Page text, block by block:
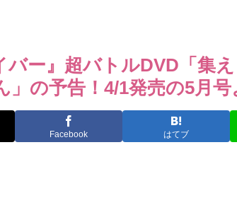
バー』超バトルDVD「集
」の予告！4/1発売の5月号
Facebook はてブ